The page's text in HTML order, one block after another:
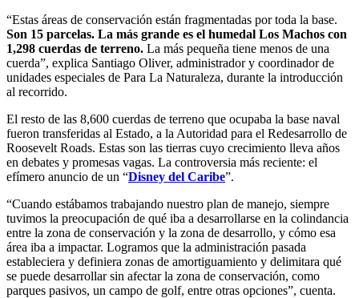
“Estas áreas de conservación están fragmentadas por toda la base.
Son 15 parcelas. La más grande es el humedal Los Machos con
1,298 cuerdas de terreno. La más pequeña tiene menos de una
cuerda”, explica Santiago Oliver, administrador y coordinador de
unidades especiales de Para La Naturaleza, durante la introducción
al recorrido.
El resto de las 8,600 cuerdas de terreno que ocupaba la base naval
fueron transferidas al Estado, a la Autoridad para el Redesarrollo de
Roosevelt Roads. Estas son las tierras cuyo crecimiento lleva años
en debates y promesas vagas. La controversia más reciente: el
efímero anuncio de un “Disney del Caribe”.
“Cuando estábamos trabajando nuestro plan de manejo, siempre
tuvimos la preocupación de qué iba a desarrollarse en la colindancia
entre la zona de conservación y la zona de desarrollo, y cómo esa
área iba a impactar. Logramos que la administración pasada
estableciera y definiera zonas de amortiguamiento y delimitara qué
se puede desarrollar sin afectar la zona de conservación, como
parques pasivos, un campo de golf, entre otras opciones”, cuenta.